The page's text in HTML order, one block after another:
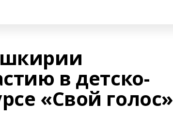
в детско-
«Свой голос»